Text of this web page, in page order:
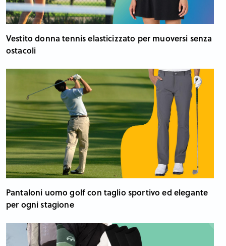
Vestito donna tennis elasticizzato per muoversi senza
ostacoli
Pantaloni uomo golf con taglio sportivo ed elegante
per ogni stagione